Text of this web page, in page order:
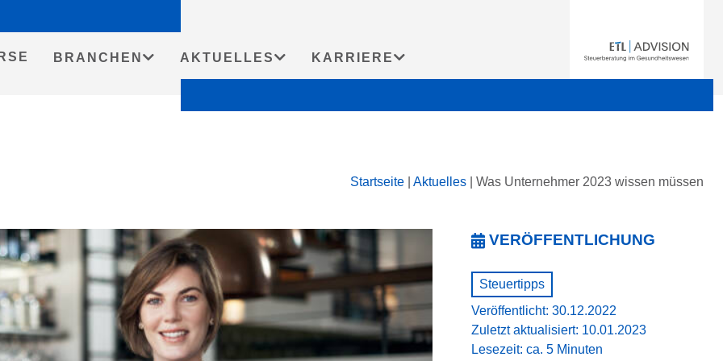
BRANCHEN AKTUELLES KARRIERE
Startseite Aktuelles Was Unternehmer 2023 wissen müssen
VERÖFFENTLICHUNG
Steuertipps
Veröffentlicht: 30.12.2022
Zuletzt aktualisiert: 10.01.2023
Lesezeit: ca. 5 Minuten